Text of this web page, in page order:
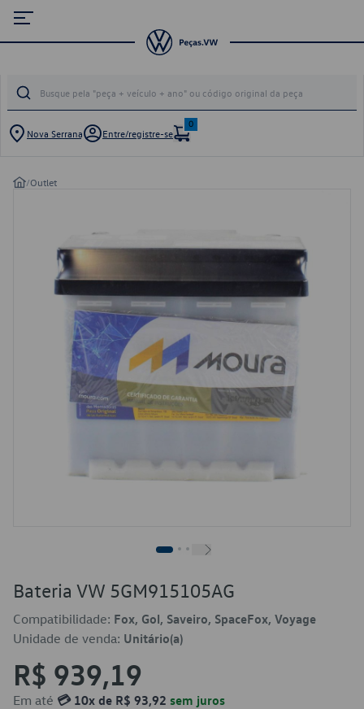
Nova Serrana Entre/registre-se
0
/Outlet
Bateria VW 5GM915105AG
Compatibilidade: Fox, Gol, Saveiro, SpaceFox, Voyage
Unidade de venda: Unitário(a)
R$ 939,19
Em até 💳 10x de R$ 93,92 sem juros